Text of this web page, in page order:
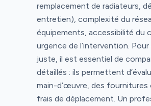
remplacement de radiateurs,
entretien), complexité du
équipements, accessibilité du
urgence de l’intervention.
juste, il est essentiel de
détaillés : ils permettent
main-d’œuvre, des fournitures
frais de déplacement. Un